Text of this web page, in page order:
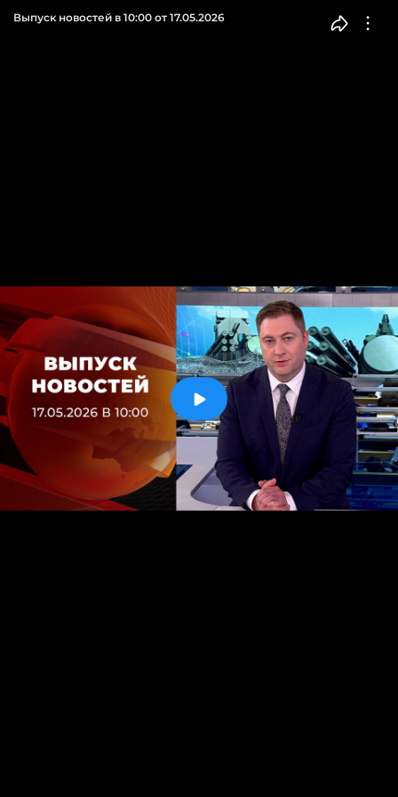
Выпуск новостей в 10:00 от 17.05.2026